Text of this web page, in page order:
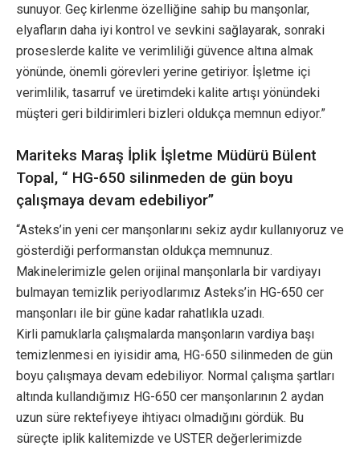
sunuyor. Geç kirlenme özelliğine sahip bu manşonlar,
elyafların daha iyi kontrol ve sevkini sağlayarak, sonraki
proseslerde kalite ve verimliliği güvence altına almak
yönünde, önemli görevleri yerine getiriyor. İşletme içi
verimlilik, tasarruf ve üretimdeki kalite artışı yönündeki
müşteri geri bildirimleri bizleri oldukça memnun ediyor.”
Mariteks Maraş İplik İşletme Müdürü Bülent
Topal, “ HG-650 silinmeden de gün boyu
çalışmaya devam edebiliyor”
“Asteks’in yeni cer manşonlarını sekiz aydır kullanıyoruz ve
gösterdiği performanstan oldukça memnunuz.
Makinelerimizle gelen orijinal manşonlarla bir vardiyayı
bulmayan temizlik periyodlarımız Asteks’in HG-650 cer
manşonları ile bir güne kadar rahatlıkla uzadı.
Kirli pamuklarla çalışmalarda manşonların vardiya başı
temizlenmesi en iyisidir ama, HG-650 silinmeden de gün
boyu çalışmaya devam edebiliyor. Normal çalışma şartları
altında kullandığımız HG-650 cer manşonlarının 2 aydan
uzun süre rektefiyeye ihtiyacı olmadığını gördük. Bu
süreçte iplik kalitemizde ve USTER değerlerimizde